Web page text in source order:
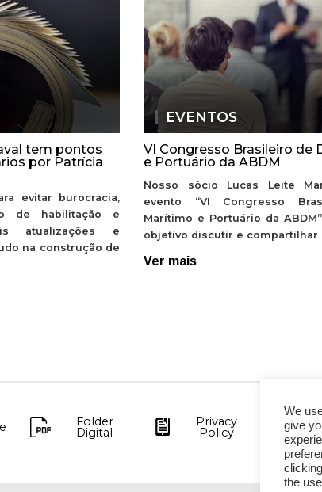
tem pontos
por Patrícia
evitar burocracia,
de habilitação e
atualizações e
na construção de
EVENTOS
VI Congresso Brasileiro de
e Portuário da ABDM
Nosso sócio Lucas Leite
evento “VI Congresso
Marítimo e Portuário da
objetivo discutir e compartilhar
Ver mais
Folder
Digital
Privacy
Policy
We
give
the